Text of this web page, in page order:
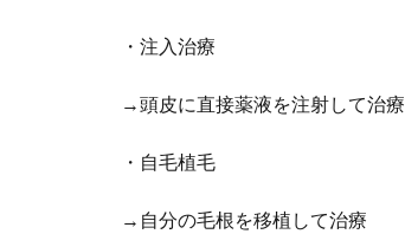
・注入治療
→頭皮に直接薬液を注射して治療
・自毛植毛
→自分の毛根を移植して治療